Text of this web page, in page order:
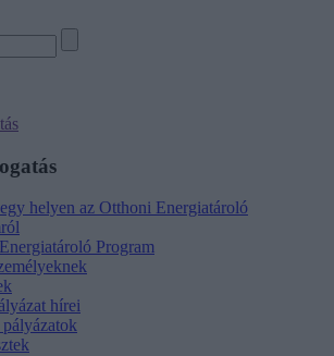
helyen az Otthoni Energiatároló
Program
hírei